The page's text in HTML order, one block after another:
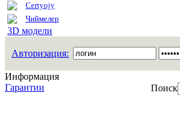
Certyojy
Чиймелер
3D модели
Авторизация:
Информация
Гарантии
Поиск